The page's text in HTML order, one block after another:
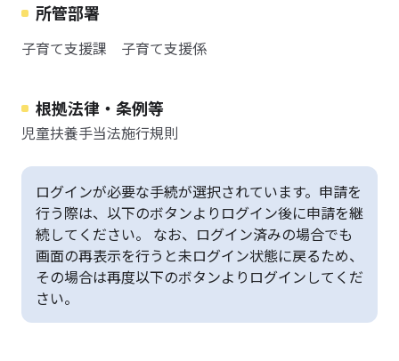
所管部署
子育て支援課 子育て支援係
根拠法律・条例等
児童扶養手当法施行規則
ログインが必要な手続が選択されています。申請を
行う際は、以下のボタンよりログイン後に申請を継
続してください。 なお、ログイン済みの場合でも
画面の再表示を行うと未ログイン状態に戻るため、
その場合は再度以下のボタンよりログインしてくだ
さい。